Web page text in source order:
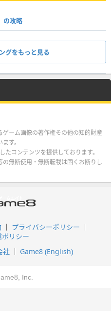
の攻略
グをもっと見る
ーム画像の著作権その他の知的財産
す。
コンテンツを提供しております。
無断使用・無断転載は固くお断りし
プライバシーポリシー
リシー
社 Game8 (English)
Inc.